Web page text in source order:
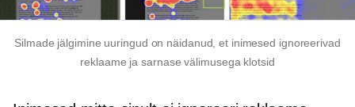
Silmade jälgimine uuringud on näidanud, et inimesed ignoreerivad
reklaame jasarnase välimusegaklotsid